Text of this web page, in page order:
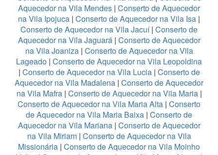
Aquecedor na Vila Mendes | Conserto de Aquecedor
na Vila Ipojuca | Conserto de Aquecedor na Vila Isa |
Conserto de Aquecedor na Vila Jacuí| Conserto de
Aquecedor na Vila Jaguará| Conserto de Aquecedor
na Vila Joaniza| Conserto de Aquecedor na Vila
Lageado | Conserto de Aquecedor na Vila Leopoldina
| Conserto de Aquecedor na Vila Lucia| Conserto de
Aquecedor na Vila Madalena | Conserto de Aquecedor
na Vila Mafra | Conserto de Aquecedor na Vila Maria|
Conserto de Aquecedor na Vila Maria Alta | Conserto
de Aquecedor na Vila Maria Baixa | Conserto de
Aquecedor na Vila Mariana| Conserto de Aquecedor
na Vila Miriam| Conserto de Aquecedor na Vila
Missionária | Conserto de Aquecedor na Vila Moinho